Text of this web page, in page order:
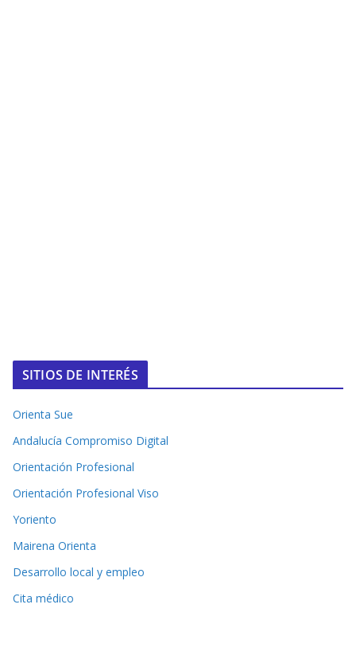
SITIOS DE INTERÉS
Orienta Sue
Andalucía Compromiso Digital
Orientación Profesional
Orientación Profesional Viso
Yoriento
Mairena Orienta
Desarrollo local y empleo
Cita médico